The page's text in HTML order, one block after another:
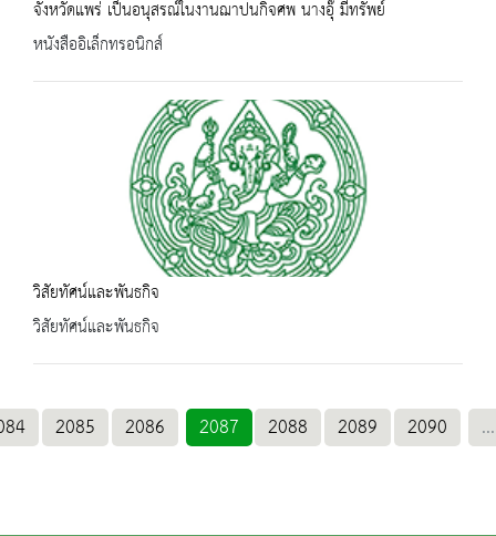
จังหวัดแพร่ เป็นอนุสรณ์ในงานฌาปนกิจศพ นางอุ๊ มีทรัพย์
หนังสืออิเล็กทรอนิกส์
วิสัยทัศน์และพันธกิจ
วิสัยทัศน์และพันธกิจ
2085 2086 2087 2088 2089 2090 ...